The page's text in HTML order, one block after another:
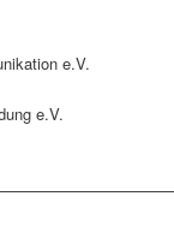
e.V.
e.V.